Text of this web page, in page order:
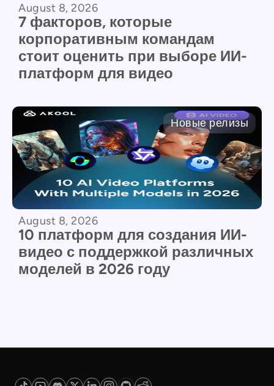
August 8, 2026
7 факторов, которые
корпоративным командам
стоит оценить при выборе ИИ-
платформ для видео
Новые релизы
August 8, 2026
10 платформ для создания ИИ-
видео с поддержкой различных
моделей в 2026 году